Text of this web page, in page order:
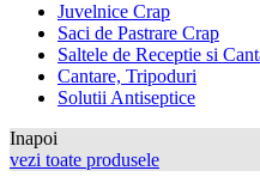
Juvelnice Crap
Saci de Pastrare Crap
Saltele de Receptie si
Cantare, Tripoduri
Solutii Antiseptice
Inapoi
vezi toate produsele